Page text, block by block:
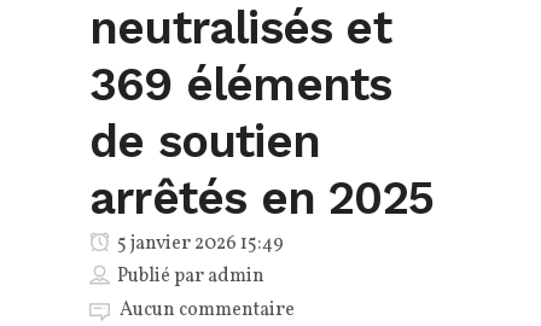
neutralisés et
369 éléments
de soutien
arrêtés en 2025
5 janvier 2026 15:49
Publié paradmin
Aucun commentaire